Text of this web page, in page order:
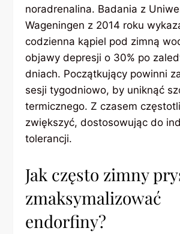
noradrenalina. Badania z
Wageningen z 2014 roku
codzienna kąpiel pod zimną
objawy depresji o 30% po
dniach. Początkujący powinni
sesji tygodniowo, by uniknąć
termicznego. Z czasem
zwiększyć, dostosowując do
tolerancji.
Jak często zimny
zmaksymalizować
endorfiny?